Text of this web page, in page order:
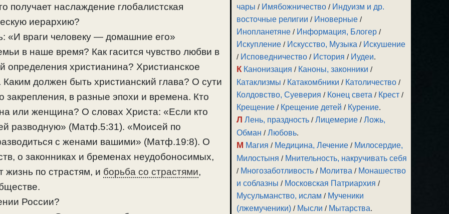
получает наслаждение глобалистская
иерархию?
«И враги человеку — домашние его»
в наше время? Как гасится чувство любви в
христианина? Христианское
Каким должен быть христианский глава? О сути
в разные эпохи и времена. Кто
или женщина? О словах Христа: «Если кто
разводную» (Матф.5:31). «Моисей по
с женами вашими» (Матф.19:8). О
о законниках и бременах неудобоносимых,
жизнь по страстям, и борьба со страстями,
России?
чары / Имябожничество / Индуизм и др.
восточные религии / Иноверные /
Инопланетяне / Информация, Блогер /
Искупление / Искусство, Музыка / Искушение
/ Исповедничество / История / Иудеи.
К Канонизация / Каноны, законники /
Катаклизмы / Катакомбники / Католичество /
Колдовство, Суеверия / Конец света / Крест /
Крещение / Крещение детей / Курение.
Л Лень, праздность /Лицемерие /Ложь,
Обман /Любовь.
М Магия / Медицина, Лечение / Милосердие,
Милостыня / Мнительность, накручивать себя
/ Многозаботливость / Молитва / Монашество
и соблазны / Московская Патриархия /
Мусульманство, ислам / Мученики
(лжемученики) / Мысли / Мытарства.